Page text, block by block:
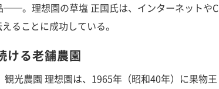
──。理想園の草塩 正国氏は、インターネットやC
ることに成功している。
ける老舗農園
観光農園 理想園は、1965年（昭和40年）に果物王